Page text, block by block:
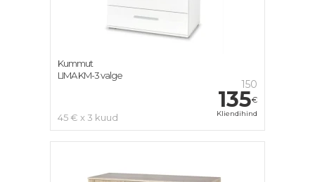
150
135€
Kliendihind
45 € x 3 kuud
Kummut
LIMA KM-3 valge